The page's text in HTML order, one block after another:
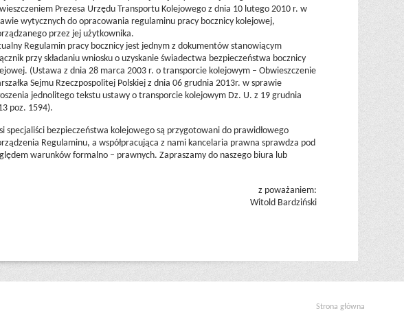
Prezesa Urzędu Transportu Kolejowego z dnia 10 lutego 2010 r. w
wytycznych do opracowania regulaminu pracy bocznicy kolejowej,
przez jej użytkownika.
Regulamin pracy bocznicy jest jednym z dokumentów stanowiącym
przy składaniu wniosku o uzyskanie świadectwa bezpieczeństwa bocznicy
(Ustawa z dnia 28 marca 2003 r. o transporcie kolejowym – Obwieszczenie
Sejmu Rzeczpospolitej Polskiej z dnia 06 grudnia 2013r. w sprawie
jednolitego tekstu ustawy o transporcie kolejowym Dz. U. z 19 grudnia
poz. 1594).
specjaliści bezpieczeństwa kolejowego są przygotowani do prawidłowego
Regulaminu, a współpracująca z nami kancelaria prawna sprawdza pod
warunków formalno – prawnych. Zapraszamy do naszego biura lub
z poważaniem:
Witold Bardziński
Strona główna